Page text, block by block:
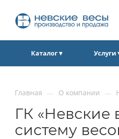
Каталог ▾ Услуги
Главная — О компании —
ГК «Невские
систему